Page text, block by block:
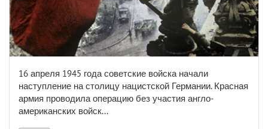
16 апреля 1945 года советские войска начали
наступление на столицу нацистской Германии. Красная
армия проводила операцию без участия англо-
американских войск...